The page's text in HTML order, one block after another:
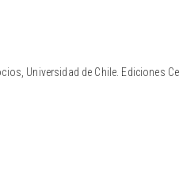
Universidad de Chile. Ediciones